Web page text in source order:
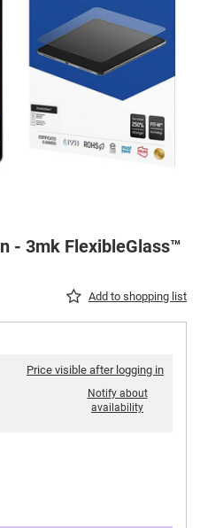
- 3mk FlexibleGlass™
Add to shopping list
Price visible after logging in
Notify about
availability